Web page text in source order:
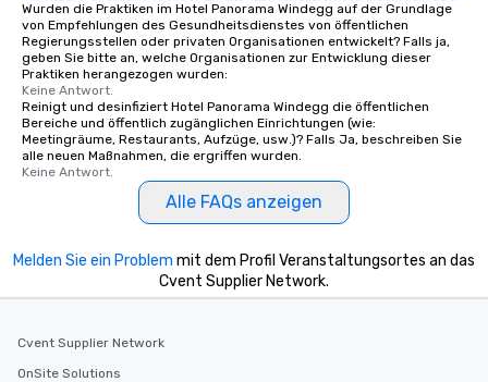
Wurden die Praktiken im Hotel Panorama Windegg auf der Grundlage
von Empfehlungen des Gesundheitsdienstes von öffentlichen
Regierungsstellen oder privaten Organisationen entwickelt? Falls ja,
geben Sie bitte an, welche Organisationen zur Entwicklung dieser
Praktiken herangezogen wurden:
Keine Antwort.
Reinigt und desinfiziert Hotel Panorama Windegg die öffentlichen
Bereiche und öffentlich zugänglichen Einrichtungen (wie:
Meetingräume, Restaurants, Aufzüge, usw.)? Falls Ja, beschreiben Sie
alle neuen Maßnahmen, die ergriffen wurden.
Keine Antwort.
Alle FAQs anzeigen
Melden Sie ein Problem mit dem Profil Veranstaltungsortes an das
Cvent Supplier Network.
Cvent Supplier Network
OnSite Solutions